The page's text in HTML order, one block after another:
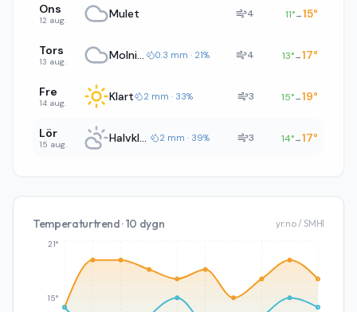
Ons
12 aug. Mulet 4 11°→15°
Tors
13 aug. Molnigt 0.3 mm · 21% 4 13°→17°
Fre
14 aug. Klart 2 mm · 33% 3 15°→19°
Lör
15 aug. Halvklart 2 mm · 39% 3 14°→17°
Temperaturtrend · 10 dygn yr.no / SMHI
15°
21°